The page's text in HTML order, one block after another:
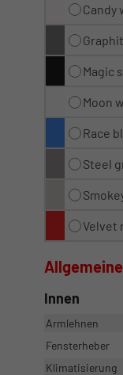
Candy
Magic
Moon
Race
Steel
Velvet
Innen
Armlehnen
Fensterheber
Klimatisierung